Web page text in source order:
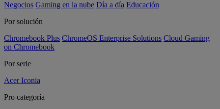
Negocios Gaming en la nube Día a día Educación
Por solución
Chromebook Plus ChromeOS Enterprise Solutions Cloud Gaming
on Chromebook
Por serie
Acer Iconia
Pro categoría